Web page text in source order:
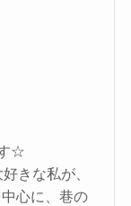
☆
きな私が、
心に、巷の